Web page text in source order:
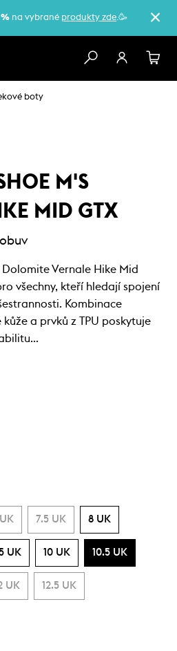
% na vybrané produkty zde.🥳
boty
M'S
MID GTX
Vernale Hike Mid
všechny, kteří hledají spojení
Kombinace
a prvků z TPU poskytuje
7.5 UK 8 UK
UK 10 UK 10.5 UK
UK 12.5 UK